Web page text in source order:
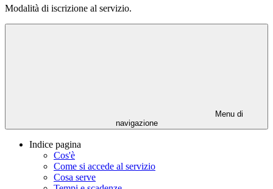
Modalità di iscrizione al servizio.
Menu di
navigazione
Indice pagina
Cos'è
Come si accede al servizio
Cosa serve